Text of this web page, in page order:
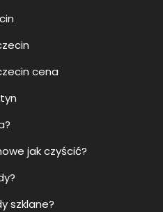
cena
jak czyścić?
szklane?